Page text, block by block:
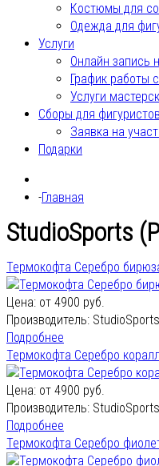
Костюмы для
Одежда для
Услуги
Онлайн запись
График работы
Услуги
Сборы для фигуристов
Заявка на
Подарки
Главная
StudioSports
Термокофта Серебро
Цена: от 4900 руб.
Производитель:
Подробнее
Термокофта Серебро коралл
Цена: от 4900 руб.
Производитель:
Подробнее
Термокофта Серебро